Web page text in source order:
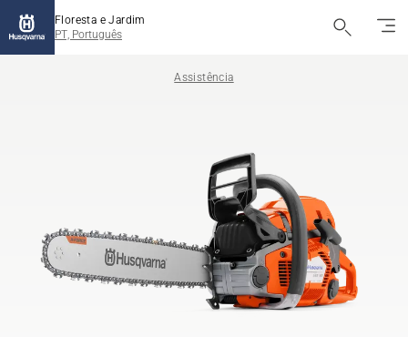
Floresta e Jardim
PT, Português
Assistência